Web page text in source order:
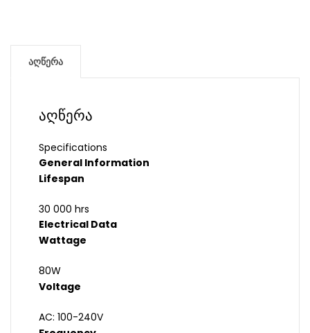
აღწერა
აღწერა
Specifications
General Information
Lifespan
30 000 hrs
Electrical Data
Wattage
80W
Voltage
AC: 100-240V